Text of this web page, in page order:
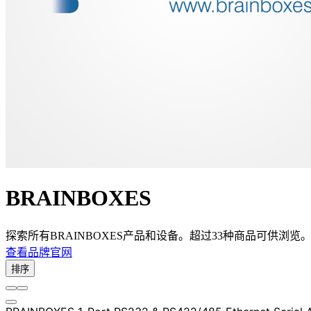
BRAINBOXES
探索所有BRAINBOXES产品和设备。超过33种商品可供浏览。
查看品牌官网
排序